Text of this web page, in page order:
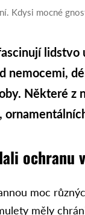
Kdysi mocné
lidstvo
nemocemi,
Některé z
ochranu
moc
měly